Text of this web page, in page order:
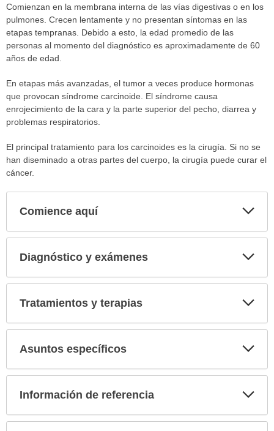
Comienzan en la membrana interna de las vías digestivas o en los
pulmones. Crecen lentamente y no presentan síntomas en las
etapas tempranas. Debido a esto, la edad promedio de las
personas al momento del diagnóstico es aproximadamente de 60
años de edad.
En etapas más avanzadas, el tumor a veces produce hormonas
que provocan síndrome carcinoide. El síndrome causa
enrojecimiento de la cara y la parte superior del pecho, diarrea y
problemas respiratorios.
El principal tratamiento para los carcinoides es la cirugía. Si no se
han diseminado a otras partes del cuerpo, la cirugía puede curar el
cáncer.
Comience aquí
Diagnóstico y exámenes
Tratamientos y terapias
Asuntos específicos
Información de referencia